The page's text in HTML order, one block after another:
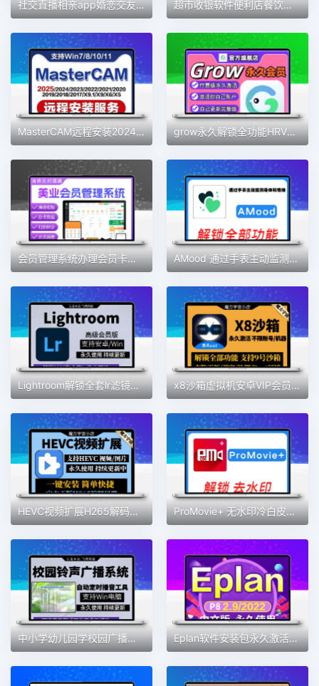
社交直播相亲app婚恋交友软件开发定制视频交友一对一语音聊天室 超市收银软件便利店餐饮服装版收银系统会员管理手机版收银系统
MasterCAM远程安装2024/2025/2023/2022/21/2017X9/X5/v9.1MC软件 grow永久解锁全功能HRV压力自测习惯健康好伙伴素材
会员管理系统办理会员卡手机收银充值积分营销美发美甲美睫美容院 AMood 通过手表主动监测身体和情绪 自律 学习 软件素材
Lightroom解锁全套lr滤镜预设蒙版专业高级版安卓手机2025lr电脑 x8沙箱虚拟机安卓VIP会员版全功能版免root去广告支持安卓13系统
HEVC视频扩展H265解码器Win10插件MOV/HEIC图像HEIF安装编码工具 ProMovie+ 无水印冷白皮专业摄像机录音曝光对焦4K拍摄素材包更新
中小学幼儿园学校园广播打铃声工具定时播放智能系统自动上下课音 Eplan软件安装包永久激活p8 2022电气设计绘图软件eplan远程安装